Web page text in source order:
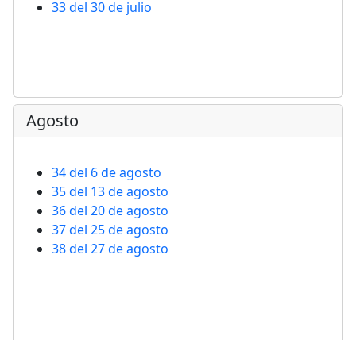
33 del 30 de julio
Agosto
34 del 6 de agosto
35 del 13 de agosto
36 del 20 de agosto
37 del 25 de agosto
38 del 27 de agosto